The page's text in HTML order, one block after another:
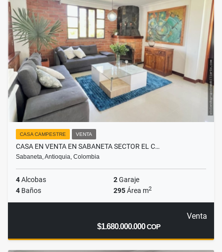
CASA CAMPESTRE VENTA
CASA EN VENTA EN SABANETA SECTOR EL C…
Sabaneta, Antioquia, Colombia
4Alcobas 2Garaje
4 Baños 295Área m2
Venta
$1.680.000.000COP